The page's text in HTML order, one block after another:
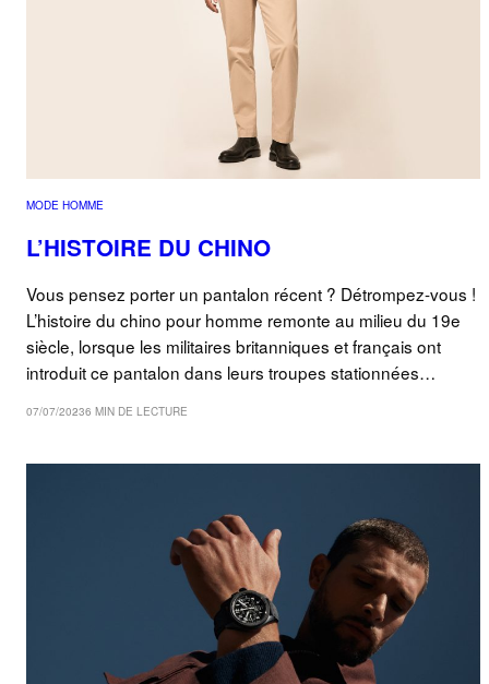
MODE HOMME
L’HISTOIRE DU CHINO
Vous pensez porter un pantalon récent ? Détrompez-vous !
L’histoire du chino pour homme remonte au milieu du 19e
siècle, lorsque les militaires britanniques et français ont
introduit ce pantalon dans leurs troupes stationnées…
07/07/20236 MIN DE LECTURE